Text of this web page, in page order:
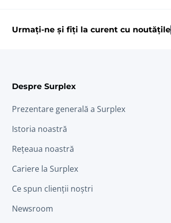
Urmați-ne și fiți la curent cu noutățile
Despre Surplex
Prezentare generală a Surplex
Istoria noastră
Rețeaua noastră
Cariere la Surplex
Ce spun clienții noștri
Newsroom